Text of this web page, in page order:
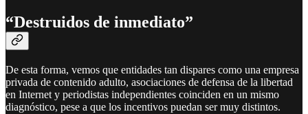
“Destruidos de inmediato”
De esta forma, vemos que entidades tan dispares como una empresa
privada de contenido adulto, asociaciones de defensa de la libertad
en Internet y periodistas independientes coinciden en un mismo
diagnóstico, pese a que los incentivos puedan ser muy distintos.